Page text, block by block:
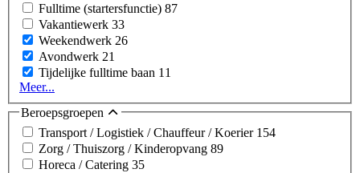
Fulltime (startersfunctie) 87
Vakantiewerk 33
Weekendwerk 26
Avondwerk 21
Tijdelijke fulltime baan 11
Meer...
Beroepsgroepen
Transport / Logistiek / Chauffeur / Koerier 154
Zorg / Thuiszorg / Kinderopvang 89
Horeca / Catering 35